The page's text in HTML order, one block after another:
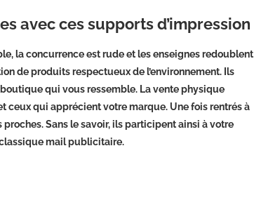
avec ces supports d’impression
la concurrence est rude et les enseignes redoublent
de produits respectueux de l’environnement. Ils
qui vous ressemble. La vente physique
ceux qui apprécient votre marque. Une fois rentrés à
Sans le savoir, ils participent ainsi à votre
mail publicitaire.